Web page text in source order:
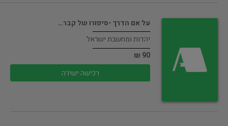
על אם הדרך -סיפורו של קבר…
יהדות ומחשבת ישראל
90 ₪
רכישה ישירה